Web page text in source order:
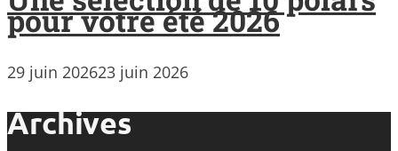
pour votre été 2026
29 juin 202623 juin 2026
Archives